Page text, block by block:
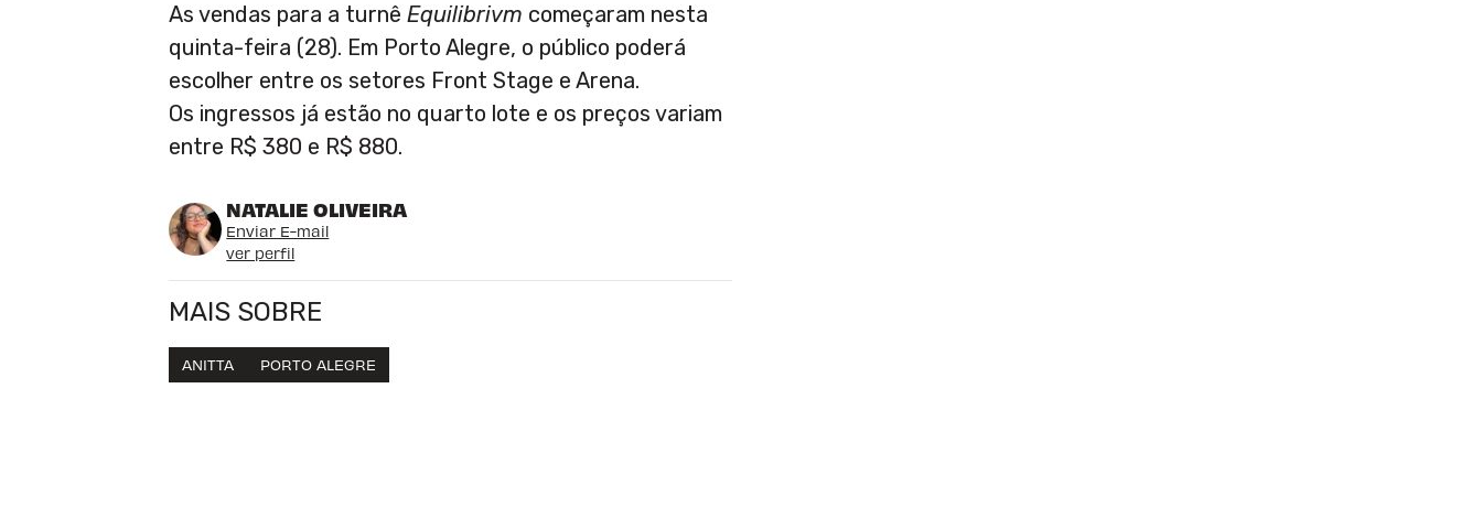
As vendas para a turnêEquilibrivm começaram nesta
quinta-feira (28). Em Porto Alegre, o público poderá
escolher entre os setores Front Stage e Arena.
Os ingressos já estão no quarto lote e os preços variam
entre R$ 380 e R$ 880.
NATALIE OLIVEIRA
Enviar E-mail
ver perfil
MAIS SOBRE
ANITTA PORTO ALEGRE